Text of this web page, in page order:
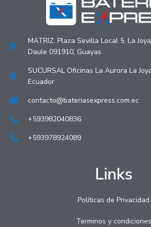
MATRIZ: Plaza Sevilla Local 5, La Joya
Daule 091910, Guayas
SUCURSAL Oficinas La Aurora La
Ecuador
contacto@bateriasexpress.com.ec
+593982040836
+593978924089
Links
Políticas de Privacidad
Terminos y condiciones